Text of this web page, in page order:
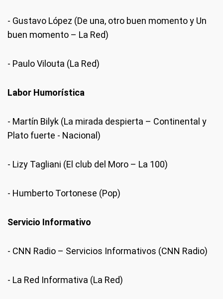
- Gustavo López (De una, otro buen momento y Un
buen momento – La Red)
- Paulo Vilouta (La Red)
Labor Humorística
- Martín Bilyk (La mirada despierta – Continental y
Plato fuerte - Nacional)
- Lizy Tagliani (El club del Moro – La 100)
- Humberto Tortonese (Pop)
Servicio Informativo
- CNN Radio – Servicios Informativos (CNN Radio)
- La Red Informativa (La Red)